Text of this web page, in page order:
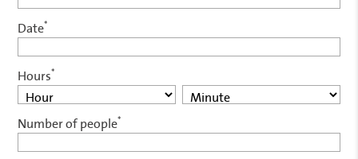
Date*
Hours*
Number of people*